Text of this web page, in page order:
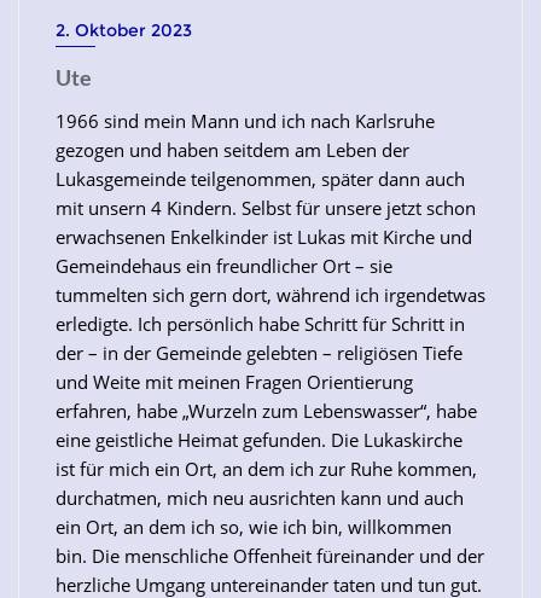
2. Oktober 2023
Ute
1966 sind mein Mann und ich nach Karlsruhe
gezogen und haben seitdem am Leben der
Lukasgemeinde teilgenommen, später dann auch
mit unsern 4 Kindern. Selbst für unsere jetzt schon
erwachsenen Enkelkinder ist Lukas mit Kirche und
Gemeindehaus ein freundlicher Ort – sie
tummelten sich gern dort, während ich irgendetwas
erledigte. Ich persönlich habe Schritt für Schritt in
der – in der Gemeinde gelebten – religiösen Tiefe
und Weite mit meinen Fragen Orientierung
erfahren, habe „Wurzeln zum Lebenswasser“, habe
eine geistliche Heimat gefunden. Die Lukaskirche
ist für mich ein Ort, an dem ich zur Ruhe kommen,
durchatmen, mich neu ausrichten kann und auch
ein Ort, an dem ich so, wie ich bin, willkommen
bin. Die menschliche Offenheit füreinander und der
herzliche Umgang untereinander taten und tun gut.